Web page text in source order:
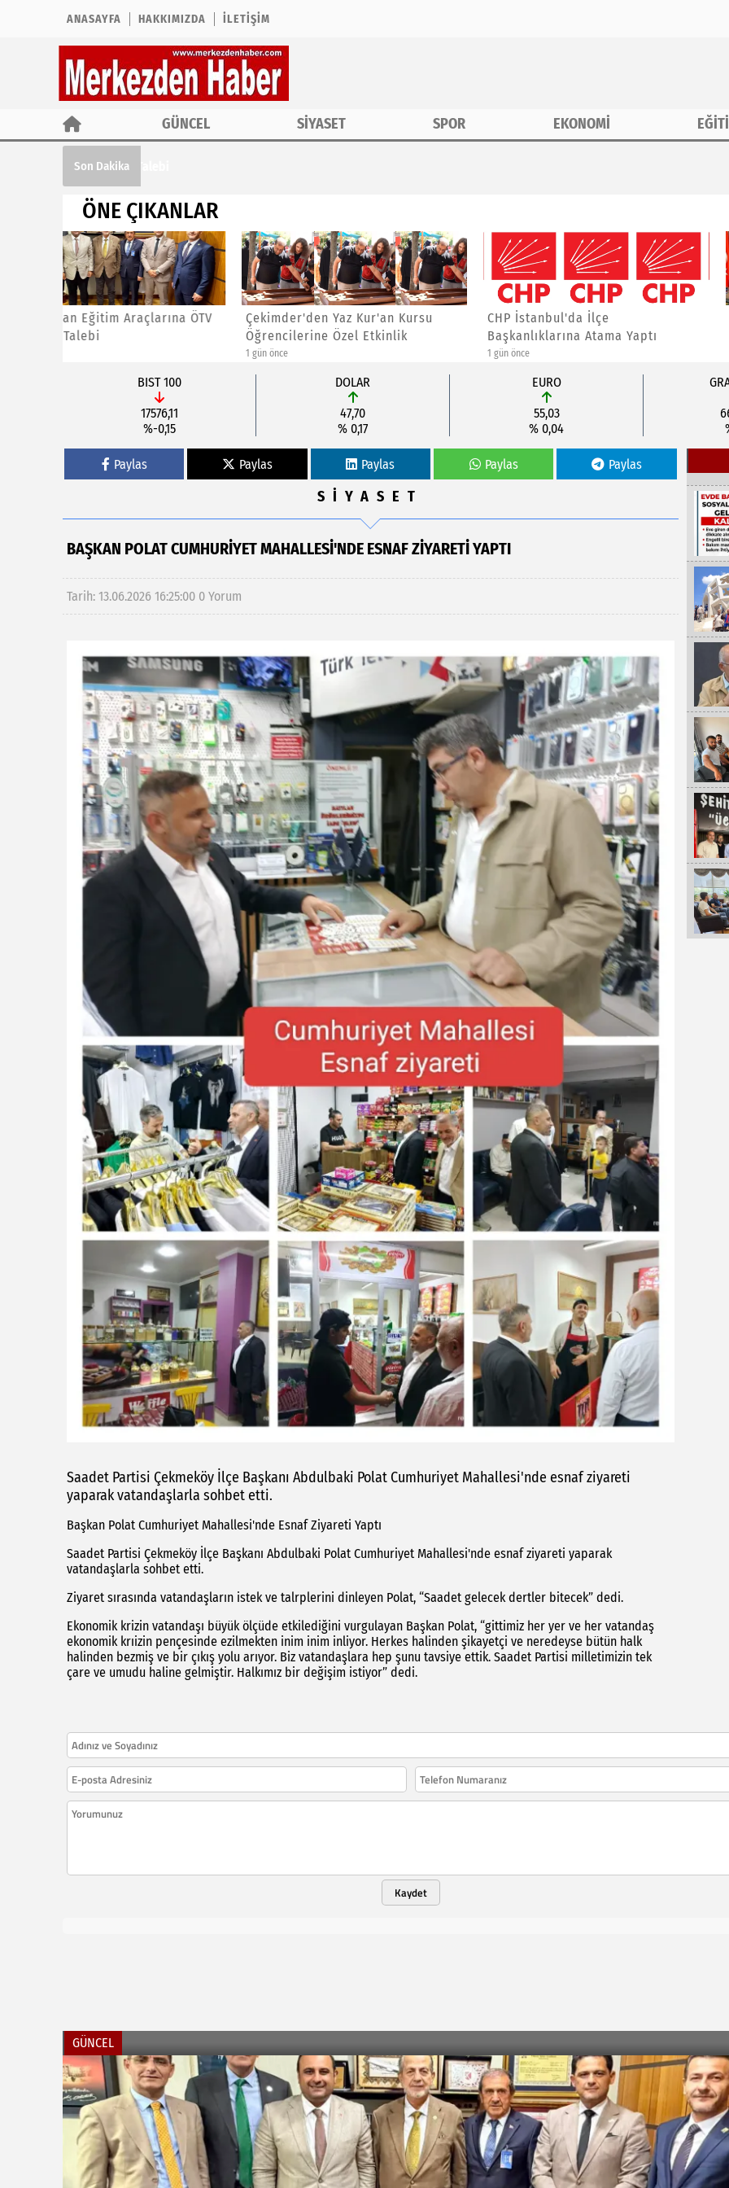
ANASAYFA HAKKIMIZDA İLETIŞIM
GÜNCEL SİYASET SPOR EKONOMİ
Son Dakika
ÖNE ÇIKANLAR
Çekimder'den Yaz Kur'an Kursu
Öğrencilerine Özel Etkinlik
CHP İstanbul'da İlçe
Başkanlıklarına Atama Yaptı
Asiad Genel Başkanı Yücel
Yalçınkaya'ya Yeni Görev
BIST 100
17576,11
%-0,15
DOLAR
47,70
% 0,17
EURO
55,03
% 0,04
Paylas Paylas Paylas Paylas Paylas
SİYASET
BAŞKAN POLAT CUMHURIYET MAHALLESI'NDE ESNAF ZIYARETI YAPTI
Tarih: 13.06.2026 16:25:00 0 Yorum
Saadet Partisi Çekmeköy İlçe Başkanı Abdulbaki Polat Cumhuriyet Mahallesi'nde esnaf ziyareti
yaparak vatandaşlarla sohbet etti.
Başkan Polat Cumhuriyet Mahallesi'nde Esnaf Ziyareti Yaptı
Saadet Partisi Çekmeköy İlçe Başkanı Abdulbaki Polat Cumhuriyet Mahallesi'nde esnaf ziyareti yaparak
vatandaşlarla sohbet etti.
Ziyaret sırasında vatandaşların istek ve talrplerini dinleyen Polat, “Saadet gelecek dertler bitecek” dedi.
Ekonomik krizin vatandaşı büyük ölçüde etkilediğini vurgulayan Başkan Polat, “gittimiz her yer ve her vatandaş
ekonomik krıizin pençesinde ezilmekten inim inim inliyor. Herkes halinden şikayetçi ve neredeyse bütün halk
halinden bezmiş ve bir çıkış yolu arıyor. Biz vatandaşlara hep şunu tavsiye ettik. Saadet Partisi milletimizin tek
çare ve umudu haline gelmiştir. Halkımız bir değişim istiyor” dedi.
Kaydet
GÜNCEL